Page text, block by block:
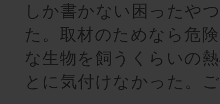
しか書かない困ったや
た。取材のためなら危
な生物を飼うくらいの
とに気付けなかった。